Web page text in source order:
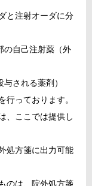
と注射オーダに分
自己注射薬（外
される薬剤）
行っております。
、ここでは提供し
処方箋に出力可能
のは、院外処方箋